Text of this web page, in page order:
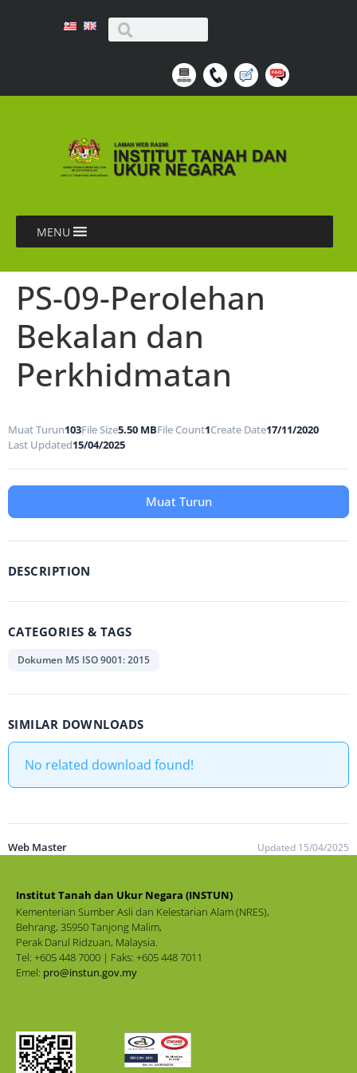
MENU
PS-09-Perolehan
Bekalan dan
Perkhidmatan
Muat Turun103File Size5.50 MBFile Count1Create Date17/11/2020
Last Updated15/04/2025
Muat Turun
DESCRIPTION
CATEGORIES & TAGS
Dokumen MS ISO 9001: 2015
SIMILAR DOWNLOADS
No related download found!
Web Master Updated 15/04/2025
Institut Tanah dan Ukur Negara (INSTUN)
Kementerian Sumber Asli dan Kelestarian Alam (NRES),
Behrang, 35950 Tanjong Malim,
Perak Darul Ridzuan, Malaysia.
Tel: +605 448 7000 | Faks: +605 448 7011
Emel: pro@instun.gov.my